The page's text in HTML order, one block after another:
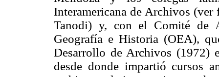
Interamericana de Archivos
Tanodi) y, con el Comité de
Geografía e Historia (OEA),
Desarrollo de Archivos (1972)
desde donde impartió cursos